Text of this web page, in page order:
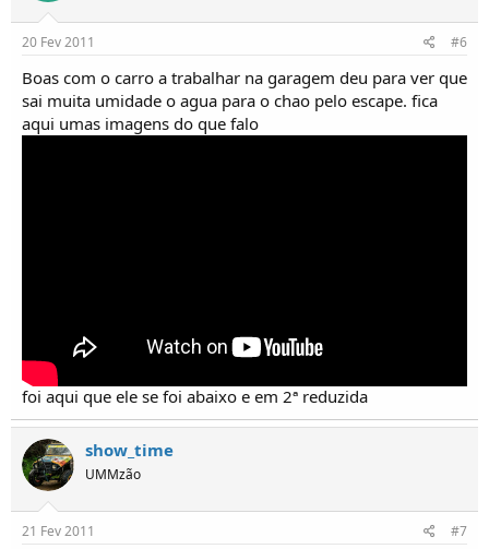
20 Fev 2011 #6
Boas com o carro a trabalhar na garagem deu para ver que
sai muita umidade o agua para o chao pelo escape. fica
aqui umas imagens do que falo
foi aqui que ele se foi abaixo e em 2ª reduzida
show_time
UMMzão
21 Fev 2011 #7